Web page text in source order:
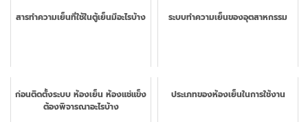
สารทำความเย็นที่ใช้ในตู้เย็นมีอะไรบ้าง ระบบทำความเย็นของอุตสาหกรรม
ก่อนติดตั้งระบบ ห้องเย็น ห้องแช่แข็ง
ต้องพิจารณาอะไรบ้าง
ประเภทของห้องเย็นในการใช้งาน